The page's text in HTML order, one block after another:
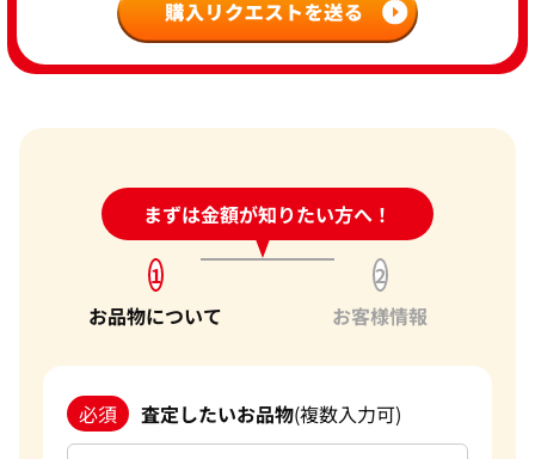
まずは金額が知りたい方へ！
24時間受付中!問い合わせフォーム
1
お品物について
2
お客様情報
必須 査定したいお品物(複数入力可)